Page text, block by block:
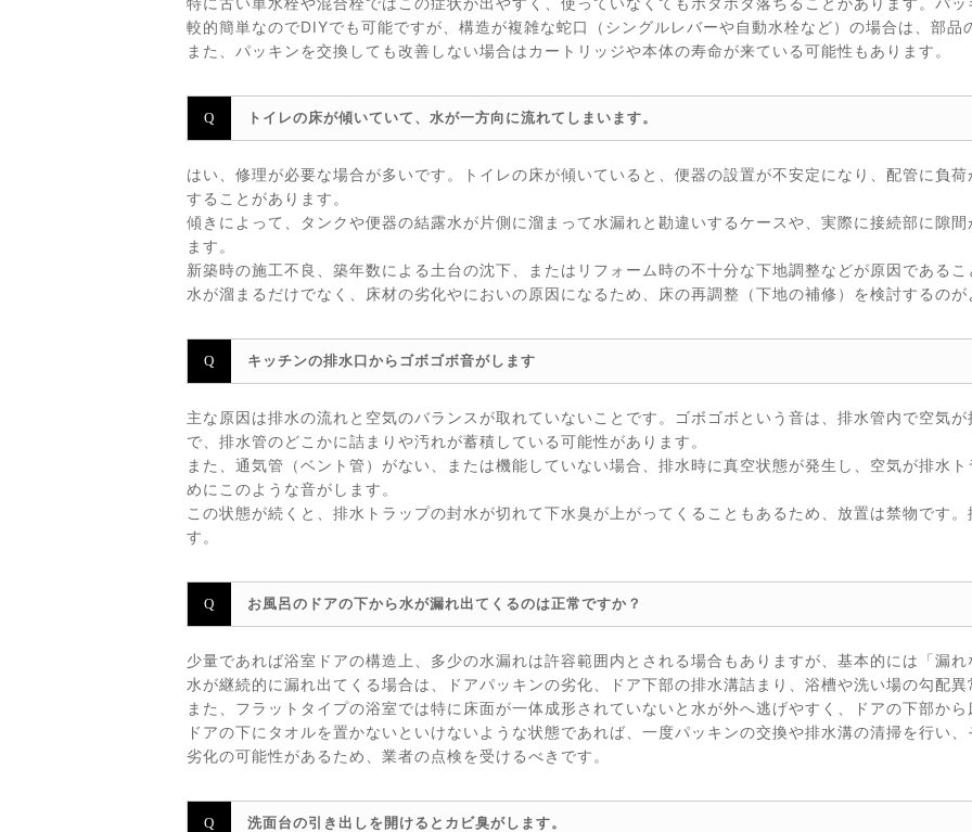
較的簡単なのでDIYでも可能ですが、構造が複雑な蛇口（シングルレバーや自動水栓など）の場合は、部品
また、パッキンを交換しても改善しない場合はカートリッジや本体の寿命が来ている可能性もあります。
トイレの床が傾いていて、水が一方向に流れてしまいます。
はい、修理が必要な場合が多いです。トイレの床が傾いていると、便器の設置が不安定になり、配管に負
することがあります。
傾きによって、タンクや便器の結露水が片側に溜まって水漏れと勘違いするケースや、実際に接続部に隙
ます。
新築時の施工不良、築年数による土台の沈下、またはリフォーム時の不十分な下地調整などが原因である
水が溜まるだけでなく、床材の劣化やにおいの原因になるため、床の再調整（下地の補修）を検討するの
キッチンの排水口からゴボゴボ音がします
主な原因は排水の流れと空気のバランスが取れていないことです。ゴボゴボという音は、排水管内で空気
で、排水管のどこかに詰まりや汚れが蓄積している可能性があります。
また、通気管（ベント管）がない、または機能していない場合、排水時に真空状態が発生し、空気が排水
めにこのような音がします。
この状態が続くと、排水トラップの封水が切れて下水臭が上がってくることもあるため、放置は禁物です
す。
お風呂のドアの下から水が漏れ出てくるのは正常ですか？
少量であれば浴室ドアの構造上、多少の水漏れは許容範囲内とされる場合もありますが、基本的には「漏
水が継続的に漏れ出てくる場合は、ドアパッキンの劣化、ドア下部の排水溝詰まり、浴槽や洗い場の勾配
また、フラットタイプの浴室では特に床面が一体成形されていないと水が外へ逃げやすく、ドアの下部か
ドアの下にタオルを置かないといけないような状態であれば、一度パッキンの交換や排水溝の清掃を行い
劣化の可能性があるため、業者の点検を受けるべきです。
洗面台の引き出しを開けるとカビ臭がします。